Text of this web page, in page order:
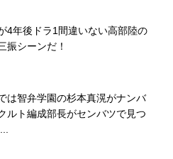
4年後ドラ1間違いない高部陸の
振シーンだ！
は智弁学園の杉本真滉がナンバ
ルト編成部長がセンバツで見つ